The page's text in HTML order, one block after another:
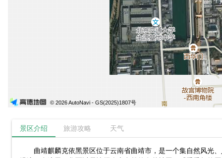
© 2026 AutoNavi - GS(2025)1807号
景区介绍 旅游攻略 天气
曲靖麒麟克依黑景区位于云南省曲靖市，是一个集自然风光